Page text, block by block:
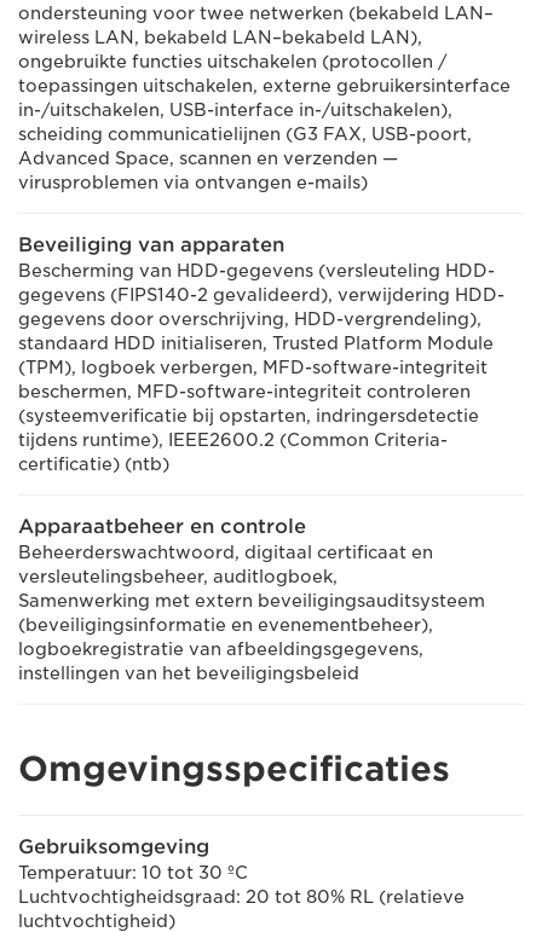
ondersteuning voor twee netwerken (bekabeld LAN–
wireless LAN, bekabeld LAN–bekabeld LAN),
ongebruikte functies uitschakelen (protocollen /
toepassingen uitschakelen, externe gebruikersinterface
in-/uitschakelen, USB-interface in-/uitschakelen),
scheiding communicatielijnen (G3 FAX, USB-poort,
Advanced Space, scannen en verzenden —
virusproblemen via ontvangen e-mails)
Beveiliging van apparaten
Bescherming van HDD-gegevens (versleuteling HDD-
gegevens (FIPS140-2 gevalideerd), verwijdering HDD-
gegevens door overschrijving, HDD-vergrendeling),
standaard HDD initialiseren, Trusted Platform Module
(TPM), logboek verbergen, MFD-software-integriteit
beschermen, MFD-software-integriteit controleren
(systeemverificatie bij opstarten, indringersdetectie
tijdens runtime), IEEE2600.2 (Common Criteria-
certificatie) (ntb)
Apparaatbeheer en controle
Beheerderswachtwoord, digitaal certificaat en
versleutelingsbeheer, auditlogboek,
Samenwerking met extern beveiligingsauditsysteem
(beveiligingsinformatie en evenementbeheer),
logboekregistratie van afbeeldingsgegevens,
instellingen van het beveiligingsbeleid
Omgevingsspecificaties
Gebruiksomgeving
Temperatuur: 10 tot 30 ºC
Luchtvochtigheidsgraad: 20 tot 80% RL (relatieve
luchtvochtigheid)